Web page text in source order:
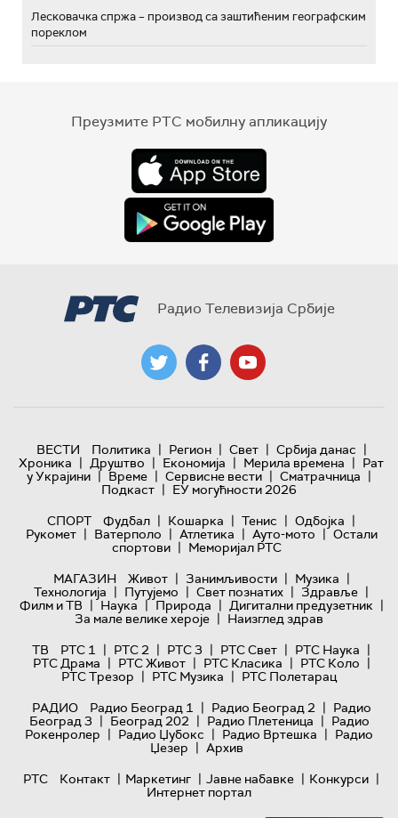
Лесковачка спржа – производ са заштићеним географским
пореклом
Преузмите РТС мобилну апликацију
Радио Телевизија Србије
ВЕСТИ Политика | Регион | Свет | Србија данас |
Хроника | Друштво | Економија | Мерила времена | Рат
у Украјини | Време | Сервисне вести | Сматрачница |
Подкаст | ЕУ могућности 2026
СПОРТ
Фудбал | Кошарка | Тенис | Одбојка |
Рукомет | Ватерполо | Атлетика | Ауто-мото | Остали
спортови | Меморијал РТС
МАГАЗИН
Живот | Занимљивости | Музика |
Технологијa | Путујемо | Свет познатих | Здравље |
Филм и ТВ | Наука | Природа | Дигитални предузетник |
За мале велике хероје | Наизглед здрав
ТВ
РТС 1 | РТС 2 | РТС 3 | РТС Свет | РТС Наука |
РТС Драма | РТС Живот | РТС Класика | РТС Коло |
РТС Трезор | РТС Музика | РТС Полетарац
РАДИО
Радио Београд 1 | Радио Београд 2 | Радио
Београд 3 | Београд 202 | Радио Плетеница | Радио
Рокенролер | Радио Џубокс | Радио Вртешка | Радио
Џезер | Архив
РТС
Контакт | Маркетинг | Јавне набавке | Конкурси |
Интернет портал